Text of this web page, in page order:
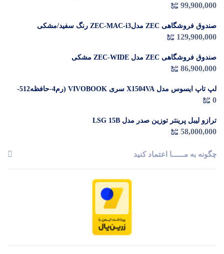
99,900,000
صندوق فروشگاهی ZEC مدلZEC-MAC-i3 رنگ سفید/مشکی
129,900,000
صندوق فروشگاهی ZEC مدل ZEC-WIDE مشکی
86,900,000
لپ تاپ ایسوس مدل X1504VA سری VIVOBOOK (رم4-حافظه512-
پردازندهI3-1335U)
0
ترازو لیبل پرینتر توزین صدر مدل LSG 15B
58,000,000
چگونه به مــــــا اعتماد کنید